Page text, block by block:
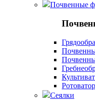
Почвенные
Сеялки